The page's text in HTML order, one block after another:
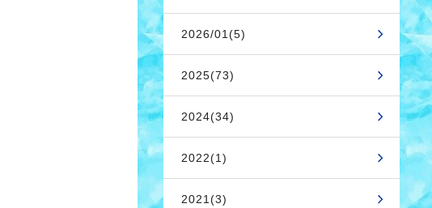
2026/01(5)
2025(73)
2024(34)
2022(1)
2021(3)